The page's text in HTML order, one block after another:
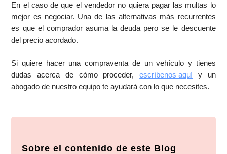
En el caso de que el vendedor no quiera pagar las multas lo
mejor es negociar. Una de las alternativas más recurrentes
es que el comprador asuma la deuda pero se le descuente
del precio acordado.
Si quiere hacer una compraventa de un vehículo y tienes
dudas acerca de cómo proceder,escríbenos aquí y un
abogado de nuestro equipo te ayudará con lo que necesites.
Sobre el contenido de este Blog